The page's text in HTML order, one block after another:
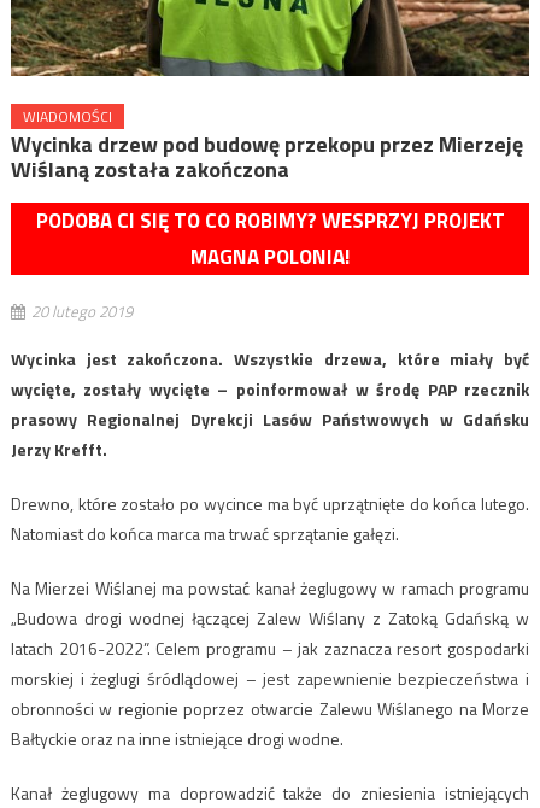
WIADOMOŚCI
Wycinka drzew pod budowę przekopu przez Mierzeję
Wiślaną została zakończona
PODOBA CI SIĘ TO CO ROBIMY? WESPRZYJ PROJEKT
MAGNA POLONIA!
20 lutego 2019
Wycinka jest zakończona. Wszystkie drzewa, które miały być
wycięte, zostały wycięte – poinformował w środę PAP rzecznik
prasowy Regionalnej Dyrekcji Lasów Państwowych w Gdańsku
Jerzy Krefft.
Drewno, które zostało po wycince ma być uprzątnięte do końca lutego.
Natomiast do końca marca ma trwać sprzątanie gałęzi.
Na Mierzei Wiślanej ma powstać kanał żeglugowy w ramach programu
„Budowa drogi wodnej łączącej Zalew Wiślany z Zatoką Gdańską w
latach 2016-2022”. Celem programu – jak zaznacza resort gospodarki
morskiej i żeglugi śródlądowej – jest zapewnienie bezpieczeństwa i
obronności w regionie poprzez otwarcie Zalewu Wiślanego na Morze
Bałtyckie oraz na inne istniejące drogi wodne.
Kanał żeglugowy ma doprowadzić także do zniesienia istniejących